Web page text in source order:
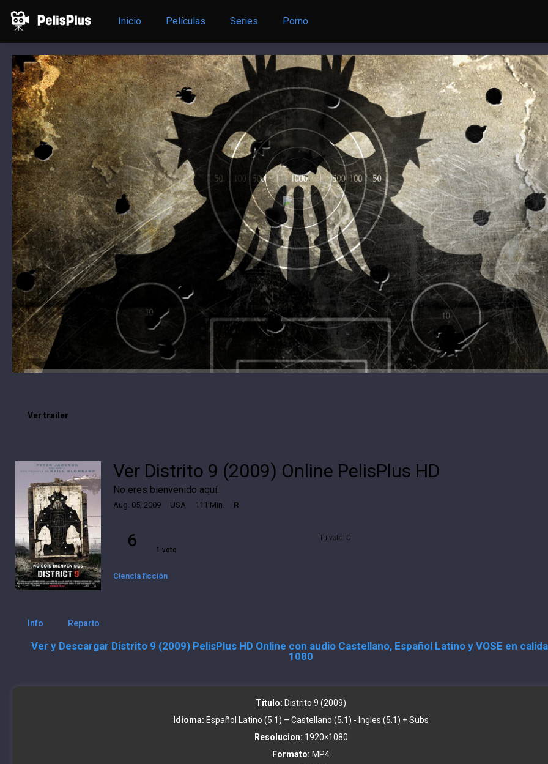
Inicio Películas Series Porno
Ver trailer
Ver Distrito 9 (2009) Online PelisPlus HD
No eres bienvenido aquí.
Aug. 05, 2009 USA 111 Min. R
Tu voto: 0
6 1 voto
Ciencia ficción
Info Reparto
Ver y Descargar Distrito 9 (2009) PelisPlus HD Online con audio Castellano, Español Latino y VOSE en
1080
Título: Distrito 9 (2009)
Idioma: Español Latino (5.1) – Castellano (5.1) - Ingles (5.1) + Subs
Resolucion: 1920×1080
Formato: MP4